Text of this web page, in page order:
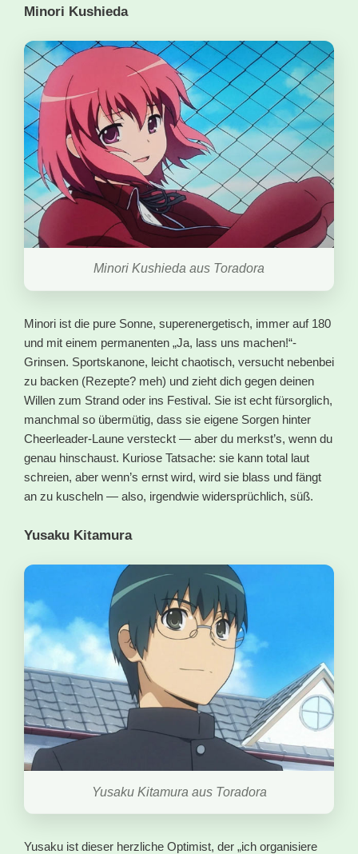
Minori Kushieda
Minori Kushieda aus Toradora
Minori ist die pure Sonne, superenergetisch, immer auf 180
und mit einem permanenten „Ja, lass uns machen!“-
Grinsen. Sportskanone, leicht chaotisch, versucht nebenbei
zu backen (Rezepte? meh) und zieht dich gegen deinen
Willen zum Strand oder ins Festival. Sie ist echt fürsorglich,
manchmal so übermütig, dass sie eigene Sorgen hinter
Cheerleader-Laune versteckt — aber du merkst’s, wenn du
genau hinschaust. Kuriose Tatsache: sie kann total laut
schreien, aber wenn’s ernst wird, wird sie blass und fängt
an zu kuscheln — also, irgendwie widersprüchlich, süß.
Yusaku Kitamura
Yusaku Kitamura aus Toradora
Yusaku ist dieser herzliche Optimist, der „ich organisiere